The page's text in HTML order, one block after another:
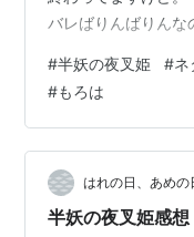
バレばりんばりんな
#半妖の夜叉姫 #ネ
#もろは
はれの日、あめの
半妖の夜叉姫感